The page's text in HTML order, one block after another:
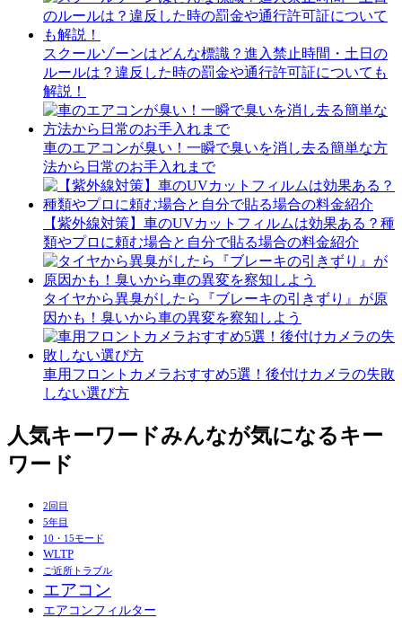
スクールゾーンはどんな標識？進入禁止時間・土日の
ルールは？違反した時の罰金や通行許可証についても
解説！
車のエアコンが臭い！一瞬で臭いを消し去る簡単な方
法から日常のお手入れまで
【紫外線対策】車のUVカットフィルムは効果ある？種
類やプロに頼む場合と自分で貼る場合の料金紹介
タイヤから異臭がしたら『ブレーキの引きずり』が原
因かも！臭いから車の異変を察知しよう
車用フロントカメラおすすめ5選！後付けカメラの失敗
しない選び方
人気キーワードみんなが気になるキー
ワード
2回目
5年目
10・15モード
WLTP
ご近所トラブル
エアコン
エアコンフィルター